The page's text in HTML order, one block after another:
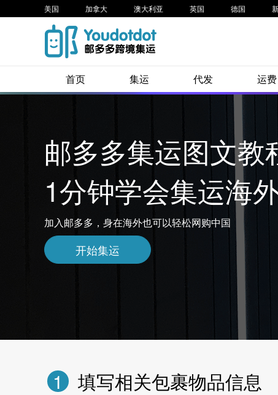
美国 加拿大 澳大利亚 英国 德国
首页 集运 代发 运费
邮多多集运图文教
1分钟学会集运海
加入邮多多，身在海外也可以轻松网购中国
开始集运
1 填写相关包裹物品信息